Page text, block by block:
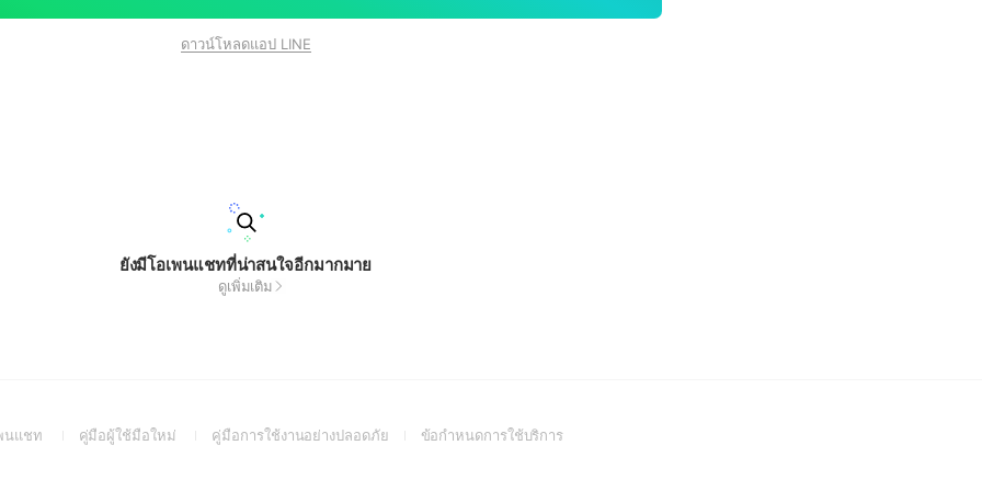
ดาวน์โหลดแอป LINE
ยังมีโอเพนแชทที่น่าสนใจอีกมากมาย
ดูเพิ่มเติม
นแชท
(Openคู่มือผู้ใช้มือใหม่
(Openคู่มือการใช้งานอย่างปลอดภัย(Openข้อกำหนดการใช้บริการ(Open